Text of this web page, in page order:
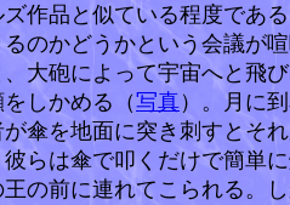
作品と似ている程度である
のかどうかという会議が
大砲によって宇宙へと飛
しかめる（写真）。月に
傘を地面に突き刺すとそ
らは傘で叩くだけで簡単
の前に連れてこられる。